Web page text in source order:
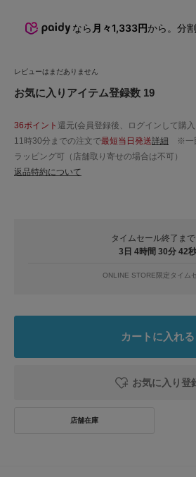
なら 月々1,333円から。分
レビューはまだありません
お気に入りアイテム登録数 19
36ポイント 還元(会員登録後、ログインして購
11時30分までの注文で最短当日発送詳細 ※一
ラッピング可（店舗取り寄せの場合は不可）
返品特約について
タイムセール終了まで
3日 4時間 30分 41秒
ONLINE STORE限定タイム
カートに入れる
お気に入り登